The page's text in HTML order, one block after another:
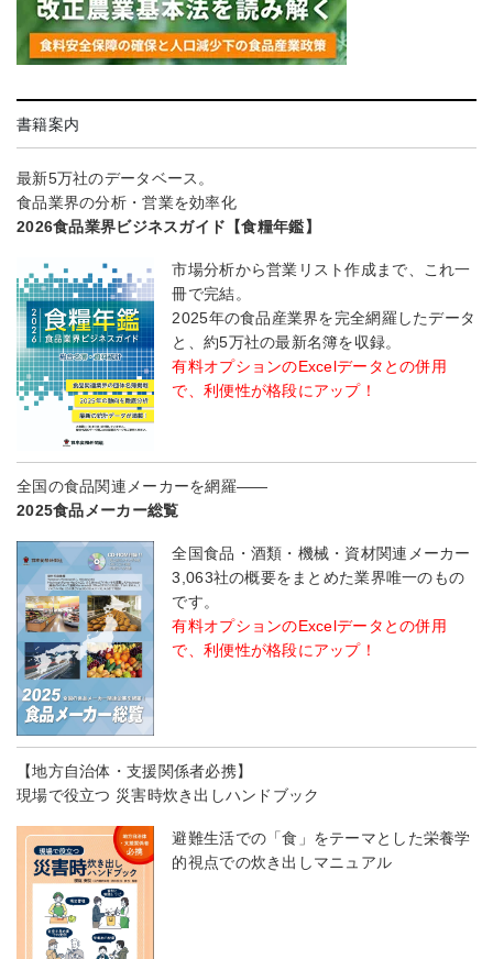
書籍案内
最新5万社のデータベース。
食品業界の分析・営業を効率化
2026食品業界ビジネスガイド【食糧年鑑】
市場分析から営業リスト作成まで、これ一
冊で完結。
2025年の食品産業界を完全網羅したデータ
と、約5万社の最新名簿を収録。
有料オプションのExcelデータとの併用
で、利便性が格段にアップ！
全国の食品関連メーカーを網羅――
2025食品メーカー総覧
全国食品・酒類・機械・資材関連メーカー
3,063社の概要をまとめた業界唯一のもの
です。
有料オプションのExcelデータとの併用
で、利便性が格段にアップ！
【地方自治体・支援関係者必携】
現場で役立つ 災害時炊き出しハンドブック
避難生活での「食」をテーマとした栄養学
的視点での炊き出しマニュアル